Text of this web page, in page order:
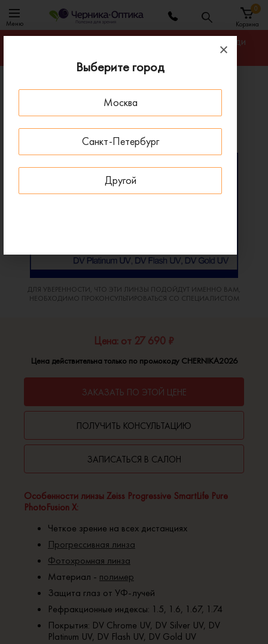
Выберите город
Москва
Санкт-Петербург
Другой
Меню Корзина
0
Гарантируем лучшую цену на линзы для очков среди
Главная
Линзы для очков
Линзы Progressive SmartLife Pure PhotoFusion X
Линзы Progressive SmartLife Pure PhotoFusion X
ДЛЯ УВЕРЕННОСТИ, ЧТО ЭТИ ЛИНЗЫ ПОДОЙДУТ ИМЕННО ВАМ,
НЕОБХОДИМО ПРОКОНСУЛЬТИРОВАТЬСЯ СО СПЕЦИАЛИСТОМ
Особенности линзы Zeiss Progressive SmartLife Pure
PhotoFusion X:
Четкое зрение на всех дистанциях
Прогрессивная линза
Фотохромная линза
Материал - полимер
Защита глаз от УФ-лучей
Рефракционные индексы: 1.5, 1.6, 1.67, 1.74
Покрытия: DV Chrome UV, DV Silver UV, DV
Platinum UV, DV Flash UV, DV Gold UV
Цена: от 27 690 ₽
Цена действительна только по промокоду CHERNIKA2026
ЗАКАЗАТЬ ПО ЭТОЙ ЦЕНЕ
ПОЛУЧИТЬ КОНСУЛЬТАЦИЮ
ЗАПИСАТЬСЯ В САЛОН